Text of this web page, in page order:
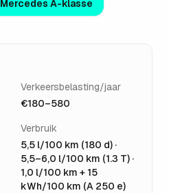
Mercedes A-klasse
Verkeersbelasting/jaar
€180–580
Verbruik
5,5 l/100 km (180 d) ·
5,5–6,0 l/100 km (1.3 T) ·
1,0 l/100 km + 15
kWh/100 km (A 250 e)